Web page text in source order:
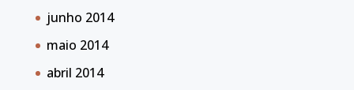
junho 2014
maio 2014
abril 2014